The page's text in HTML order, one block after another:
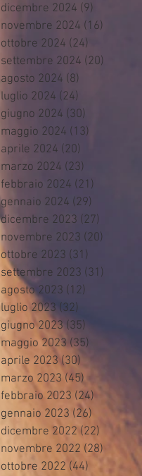
dicembre 2024 (9)
novembre 2024 (16)
ottobre 2024 (24)
settembre 2024 (20)
agosto 2024 (8)
luglio 2024 (24)
giugno 2024 (30)
maggio 2024 (13)
aprile 2024 (20)
marzo 2024 (23)
febbraio 2024 (21)
gennaio 2024 (29)
dicembre 2023 (27)
novembre 2023 (20)
ottobre 2023 (31)
settembre 2023 (31)
agosto 2023 (12)
luglio 2023 (32)
giugno 2023 (35)
maggio 2023 (35)
aprile 2023 (30) 30 post
marzo 2023 (45)
febbraio 2023 (24)
gennaio 2023 (26) 26 post
dicembre 2022 (22) 22 post
novembre 2022 (28) 28 post
ottobre 2022 (44)